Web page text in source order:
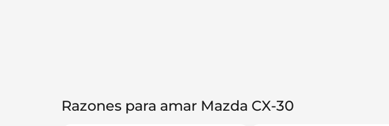
Razones para amar Mazda CX-30